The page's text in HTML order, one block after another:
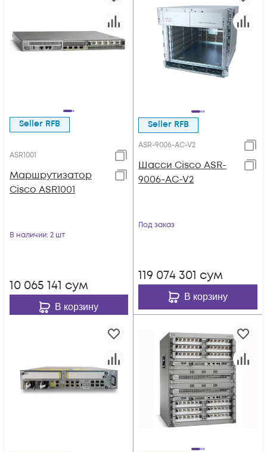
Seller RFB
ASR1001
Маршрутизатор
Cisco ASR1001
В наличии: 2 шт
10 065 141 сум
В корзину
Seller RFB
ASR-9006-AC-V2
Шасси Cisco ASR-
9006-AC-V2
Под заказ
119 074 301 сум
В корзину